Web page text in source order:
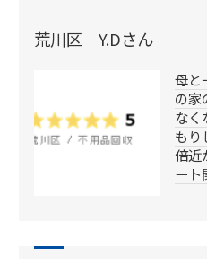
荒川区 Y.Dさん
母と
の家
なく
もり
倍近
ー